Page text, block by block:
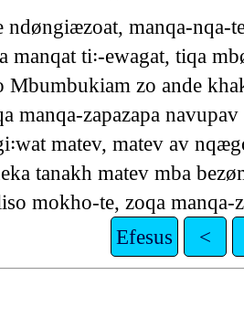
manqa-nqa-
ti꞉-ewagat, tiqa
zo ande
manqa-zapazapa
matev, matev av
tanakh matev mba
mokho-te, zoqa manqa-
Efesus
<